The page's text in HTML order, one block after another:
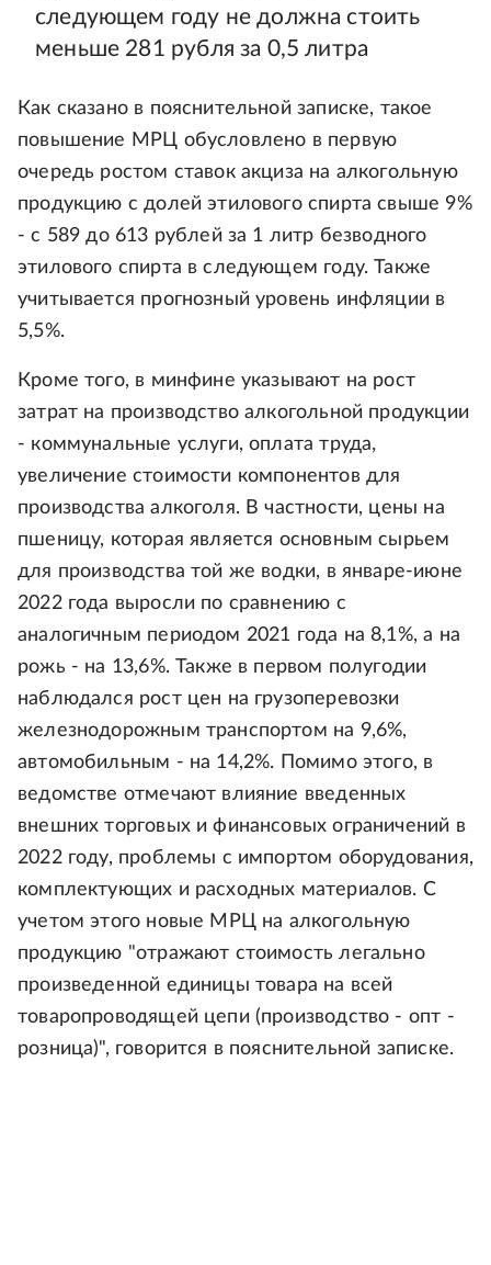
следующем году не должна стоить
меньше 281 рубля за 0,5 литра
Как сказано в пояснительной записке, такое
повышение МРЦ обусловлено в первую
очередь ростом ставок акциза на алкогольную
продукцию с долей этилового спирта свыше 9%
- с 589 до 613 рублей за 1 литр безводного
этилового спирта в следующем году. Также
учитывается прогнозный уровень инфляции в
5,5%.
Кроме того, в минфине указывают на рост
затрат на производство алкогольной продукции
- коммунальные услуги, оплата труда,
увеличение стоимости компонентов для
производства алкоголя. В частности, цены на
пшеницу, которая является основным сырьем
для производства той же водки, в январе-июне
2022 года выросли по сравнению с
аналогичным периодом 2021 года на 8,1%, а на
рожь - на 13,6%. Также в первом полугодии
наблюдался рост цен на грузоперевозки
железнодорожным транспортом на 9,6%,
автомобильным - на 14,2%. Помимо этого, в
ведомстве отмечают влияние введенных
внешних торговых и финансовых ограничений в
2022 году, проблемы с импортом оборудования,
комплектующих и расходных материалов. С
учетом этого новые МРЦ на алкогольную
продукцию "отражают стоимость легально
произведенной единицы товара на всей
товаропроводящей цепи (производство - опт -
розница)", говорится в пояснительной записке.